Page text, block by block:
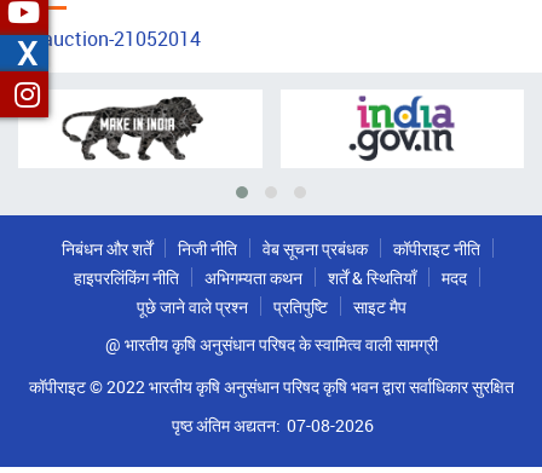
auction-21052014
निबंधन और शर्तें निजी नीति वेब सूचना प्रबंधक
कॉपीराइट नीति
हाइपरलिंकिंग नीति
अभिगम्यता कथन शर्तें & स्थितियाँ
मदद
पूछे जाने वाले प्रश्न
प्रतिपुष्टि
साइट मैप
@ भारतीय कृषि अनुसंधान परिषद के स्वामित्व वाली सामग्री
कॉपीराइट © 2022 भारतीय कृषि अनुसंधान परिषद कृषि भवन द्वारा सर्वाधिकार सुरक्षित
पृष्ठ अंतिम अद्यतन: 07-08-2026
X